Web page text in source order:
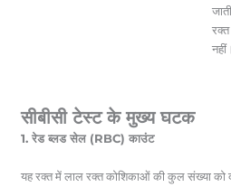
रक्त
नहीं।
सीबीसी टेस्ट के मुख्य घटक
1. रेड ब्लड सेल (RBC) काउंट
यह रक्त में लाल रक्त कोशिकाओं की कुल संख्या को